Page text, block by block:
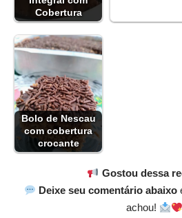
Cobertura
Bolo de Nescau
com cobertura
crocante
Gostou dessa
Deixe seu comentário abaixo
achou!